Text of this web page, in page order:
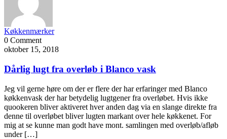
Køkkenmærker
0 Comment
oktober 15, 2018
Dårlig lugt fra overløb i Blanco vask
Jeg vil gerne høre om der er flere der har erfaringer med Blanco
køkkenvask der har betydelig lugtgener fra overløbet. Hvis ikke
quookeren bliver aktiveret hver anden dag via en slange direkte fra
denne til overløbet bliver lugten markant over hele køkkenet. For
mig at se kunne man godt have mont. samlingen med overløb/afløb
under […]